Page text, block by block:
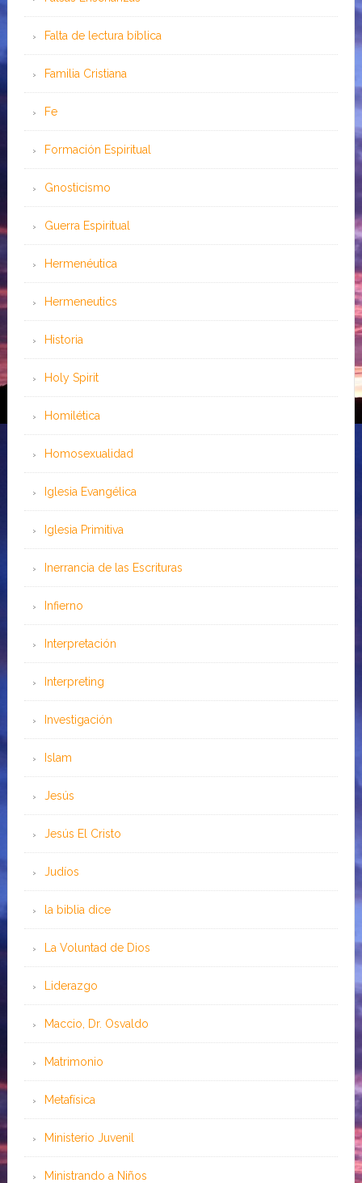
Falta de lectura bíblica
Familia Cristiana
Fe
Formación Espiritual
Gnosticismo
Guerra Espiritual
Hermenéutica
Hermeneutics
Historia
Holy Spirit
Homilética
Homosexualidad
Iglesia Evangélica
Iglesia Primitiva
Inerrancia de las Escrituras
Infierno
Interpretación
Interpreting
Investigación
Islam
Jesús
Jesús El Cristo
Judíos
la biblia dice
La Voluntad de Dios
Liderazgo
Maccio, Dr. Osvaldo
Matrimonio
Metafísica
Ministerio Juvenil
Ministrando a Niños